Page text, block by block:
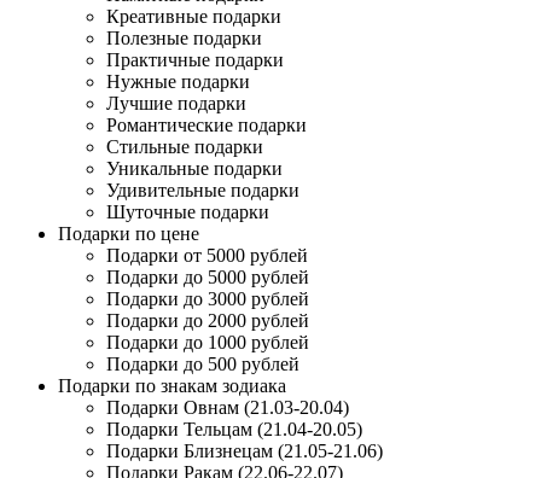
Креативные подарки
Полезные подарки
Практичные подарки
Нужные подарки
Лучшие подарки
Романтические подарки
Стильные подарки
Уникальные подарки
Удивительные подарки
Шуточные подарки
Подарки по цене
Подарки от 5000 рублей
Подарки до 5000 рублей
Подарки до 3000 рублей
Подарки до 2000 рублей
Подарки до 1000 рублей
Подарки до 500 рублей
Подарки по знакам зодиака
Подарки Овнам (21.03-20.04)
Подарки Тельцам (21.04-20.05)
Подарки Близнецам (21.05-21.06)
Подарки Ракам (22.06-22.07)